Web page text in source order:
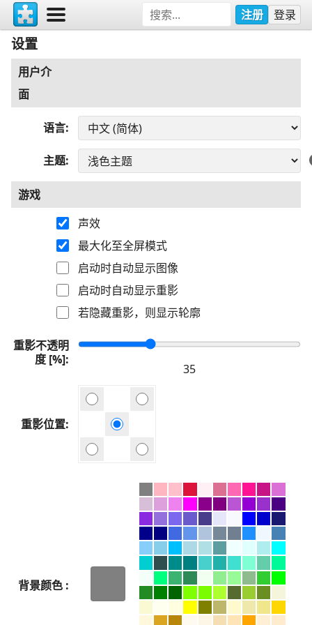
注册 登录
设置
用户介
面
语言
主题
游戏
声效
最大化至全屏模式
启动时自动显示图像
启动时自动显示重影
若隐藏重影，则显示轮廓
重影不透明
度 [%]
重影位置
背景颜色